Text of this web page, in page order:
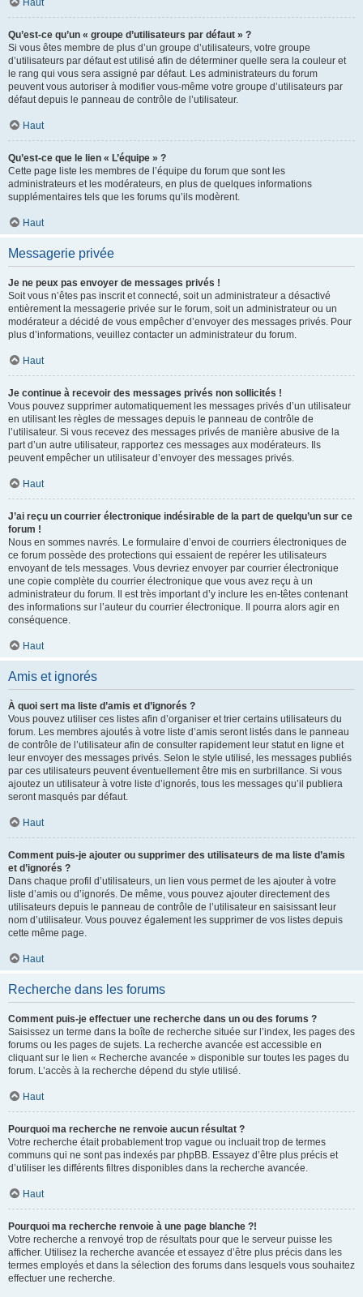
Haut
Qu’est-ce qu’un « groupe d’utilisateurs par défaut » ?
Si vous êtes membre de plus d’un groupe d’utilisateurs, votre groupe
d’utilisateurs par défaut est utilisé afin de déterminer quelle sera la couleur et
le rang qui vous sera assigné par défaut. Les administrateurs du forum
peuvent vous autoriser à modifier vous-même votre groupe d’utilisateurs par
défaut depuis le panneau de contrôle de l’utilisateur.
Haut
Qu’est-ce que le lien « L’équipe » ?
Cette page liste les membres de l’équipe du forum que sont les
administrateurs et les modérateurs, en plus de quelques informations
supplémentaires tels que les forums qu’ils modèrent.
Haut
Messagerie privée
Je ne peux pas envoyer de messages privés !
Soit vous n’êtes pas inscrit et connecté, soit un administrateur a désactivé
entièrement la messagerie privée sur le forum, soit un administrateur ou un
modérateur a décidé de vous empêcher d’envoyer des messages privés. Pour
plus d’informations, veuillez contacter un administrateur du forum.
Haut
Je continue à recevoir des messages privés non sollicités !
Vous pouvez supprimer automatiquement les messages privés d’un utilisateur
en utilisant les règles de messages depuis le panneau de contrôle de
l’utilisateur. Si vous recevez des messages privés de manière abusive de la
part d’un autre utilisateur, rapportez ces messages aux modérateurs. Ils
peuvent empêcher un utilisateur d’envoyer des messages privés.
Haut
J’ai reçu un courrier électronique indésirable de la part de quelqu’un sur ce
forum !
Nous en sommes navrés. Le formulaire d’envoi de courriers électroniques de
ce forum possède des protections qui essaient de repérer les utilisateurs
envoyant de tels messages. Vous devriez envoyer par courrier électronique
une copie complète du courrier électronique que vous avez reçu à un
administrateur du forum. Il est très important d’y inclure les en-têtes contenant
des informations sur l’auteur du courrier électronique. Il pourra alors agir en
conséquence.
Haut
Amis et ignorés
À quoi sert ma liste d’amis et d’ignorés ?
Vous pouvez utiliser ces listes afin d’organiser et trier certains utilisateurs du
forum. Les membres ajoutés à votre liste d’amis seront listés dans le panneau
de contrôle de l’utilisateur afin de consulter rapidement leur statut en ligne et
leur envoyer des messages privés. Selon le style utilisé, les messages publiés
par ces utilisateurs peuvent éventuellement être mis en surbrillance. Si vous
ajoutez un utilisateur à votre liste d’ignorés, tous les messages qu’il publiera
seront masqués par défaut.
Haut
Comment puis-je ajouter ou supprimer des utilisateurs de ma liste d’amis
et d’ignorés ?
Dans chaque profil d’utilisateurs, un lien vous permet de les ajouter à votre
liste d’amis ou d’ignorés. De même, vous pouvez ajouter directement des
utilisateurs depuis le panneau de contrôle de l’utilisateur en saisissant leur
nom d’utilisateur. Vous pouvez également les supprimer de vos listes depuis
cette même page.
Haut
Recherche dans les forums
Comment puis-je effectuer une recherche dans un ou des forums ?
Saisissez un terme dans la boîte de recherche située sur l’index, les pages des
forums ou les pages de sujets. La recherche avancée est accessible en
cliquant sur le lien « Recherche avancée » disponible sur toutes les pages du
forum. L’accès à la recherche dépend du style utilisé.
Haut
Pourquoi ma recherche ne renvoie aucun résultat ?
Votre recherche était probablement trop vague ou incluait trop de termes
communs qui ne sont pas indexés par phpBB. Essayez d’être plus précis et
d’utiliser les différents filtres disponibles dans la recherche avancée.
Haut
Pourquoi ma recherche renvoie à une page blanche ?!
Votre recherche a renvoyé trop de résultats pour que le serveur puisse les
afficher. Utilisez la recherche avancée et essayez d’être plus précis dans les
termes employés et dans la sélection des forums dans lesquels vous souhaitez
effectuer une recherche.